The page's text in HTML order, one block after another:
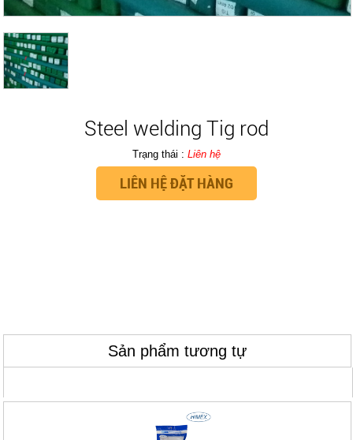
Steel welding Tig rod
Trạng thái : Liên hệ
LIÊN HỆ ĐẶT HÀNG
Sản phẩm tương tự
0 đ